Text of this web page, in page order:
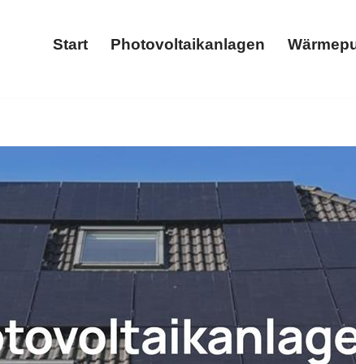
Start Photovoltaikanlagen
in 57580 Elben?
Solarteam-Hacker, Ihr